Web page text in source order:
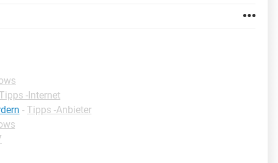
-Internet
- Tipps -Anbieter